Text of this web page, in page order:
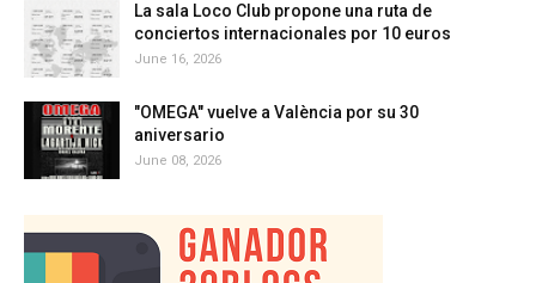
La sala Loco Club propone una ruta de
conciertos internacionales por 10 euros
June 16, 2026
"OMEGA" vuelve a València por su 30
aniversario
June 08, 2026